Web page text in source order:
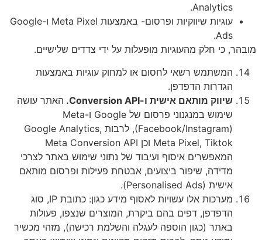
עוגיות שיווקיות ופרסום- באמצעות Meta Pixel ו-Google
מהעוגיות מופעלות על ידי צדדים שלישיים.
רשאי לחסום או למחוק עוגיות באמצעות
הדפדפן.
מותאם אישית ו-Conversion API
.האתר עושה
שימוש במנגנוני פרסום של Google ו-Meta
(Facebook/Instagram), לרבות Google Analytics,
Meta Pixel, Tiktok וכן Meta Conversion API
איסוף ועיבוד של נתוני שימוש באתר לצרכי
שיפור ביצועים, אבטחת פעילות ופרסום מותאם
מערכות אלו עשויות לאסוף מידע כגון: כתובת IP, סוג
דפים בהם ביקרת, המוצרים שנצפו, פעולות
(כגון הוספה לעגלה והשלמת רכישה), מזהי מכשיר